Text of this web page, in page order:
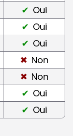
Oui
Oui
Oui
Non
Non
Oui
Oui